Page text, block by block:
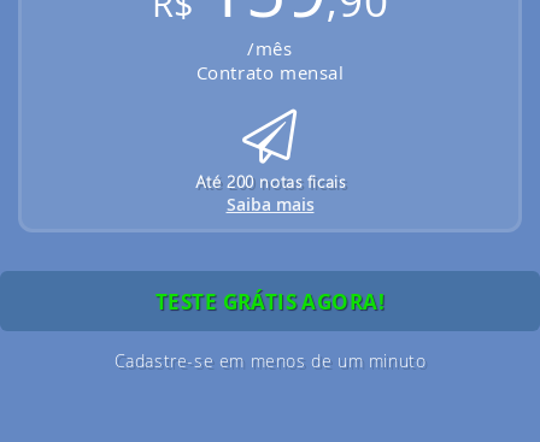
/mês
Contrato mensal
Até 200 notas ficais
Saiba mais
TESTE GRÁTIS AGORA!
Cadastre-se em menos de um minuto